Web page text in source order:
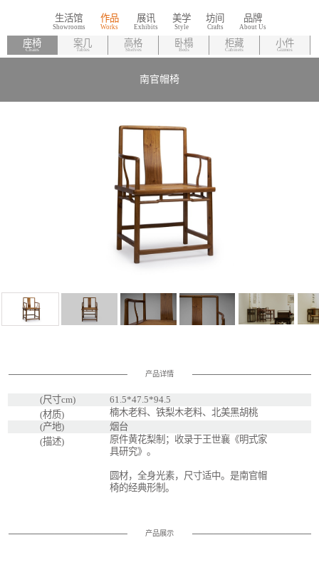
生活馆 作品 展讯 美学 坊间 品牌
座椅
Chairs
案几
Tables
高格
Shelves
卧榻
Beds
柜藏
Cabinets
小件
Gizmos
南官帽椅
产品详情
(尺寸cm)
61.5*47.5*94.5
(材质)
楠木老料、铁梨木老料、北美黑胡桃
(产地)
烟台
(描述)
原件黄花梨制；收录于王世襄《明式家
具研究》。
圆材，全身光素，尺寸适中。是南官帽
椅的经典形制。
产品展示